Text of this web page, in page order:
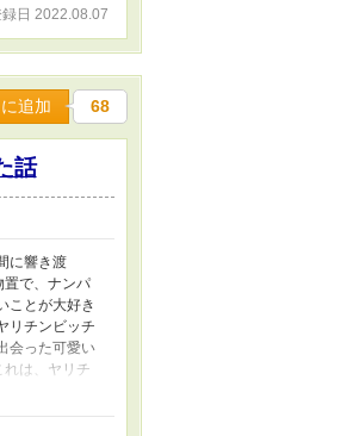
日 2022.08.07
追加 68
話
に響き渡
置で、ナンパ
ことが大好き
リチンビッチ
会った可愛い
は、ヤリチ
☆R18には＊
チですが、